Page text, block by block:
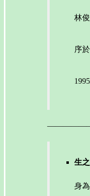
林
序
生
身